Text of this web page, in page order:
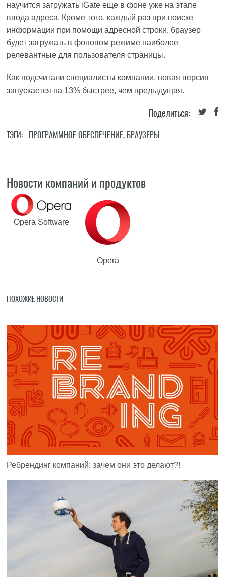
научится загружать iGate еще в фоне уже на этапе
ввода адреса. Кроме того, каждый раз при поиске
информации при помощи адресной строки, браузер
будет загружать в фоновом режиме наиболее
релевантные для пользователя страницы.
Как подсчитали специалисты компании, новая версия
запускается на 13% быстрее, чем предыдущая.
Поделиться:
ТЭГИ: ПРОГРАММНОЕ ОБЕСПЕЧЕНИЕ, БРАУЗЕРЫ
Новости компаний и продуктов
Opera Software
Opera
ПОХОЖИЕ НОВОСТИ
Ребрендинг компаний: зачем они это делают?!